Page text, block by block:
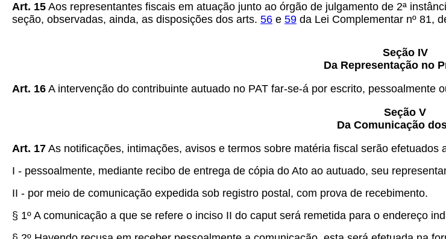
Art. 15 Aos representantes fiscais em atuação junto ao órgão de julgamento de 2ª
seção, observadas, ainda, as disposições dos arts. 56 e 59 da Lei Complementar nº 81,
Seção IV
Da Representação no
Art. 16 A intervenção do contribuinte autuado no PAT far-se-á por escrito,
Seção V
Da Comunicação
Art. 17 As notificações, intimações, avisos e termos sobre matéria fiscal serão
I - pessoalmente, mediante recibo de entrega de cópia do Ato ao autuado, seu
II - por meio de comunicação expedida sob registro postal, com prova de recebimento.
§ 1º A comunicação a que se refere o inciso II do caput será remetida para o endereço